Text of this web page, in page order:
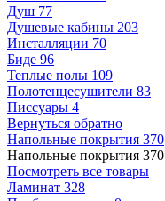
Душ 77
Душевые кабины 203
Инсталляции 70
Биде 96
Теплые полы 109
Полотенцесушители 83
Писсуары 4
Вернуться обратно
Напольные покрытия 370
Напольные покрытия 370
Посмотреть все товары
Ламинат 328